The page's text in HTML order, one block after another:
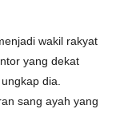
wakil rakyat
yang dekat
dia.
sang ayah yang